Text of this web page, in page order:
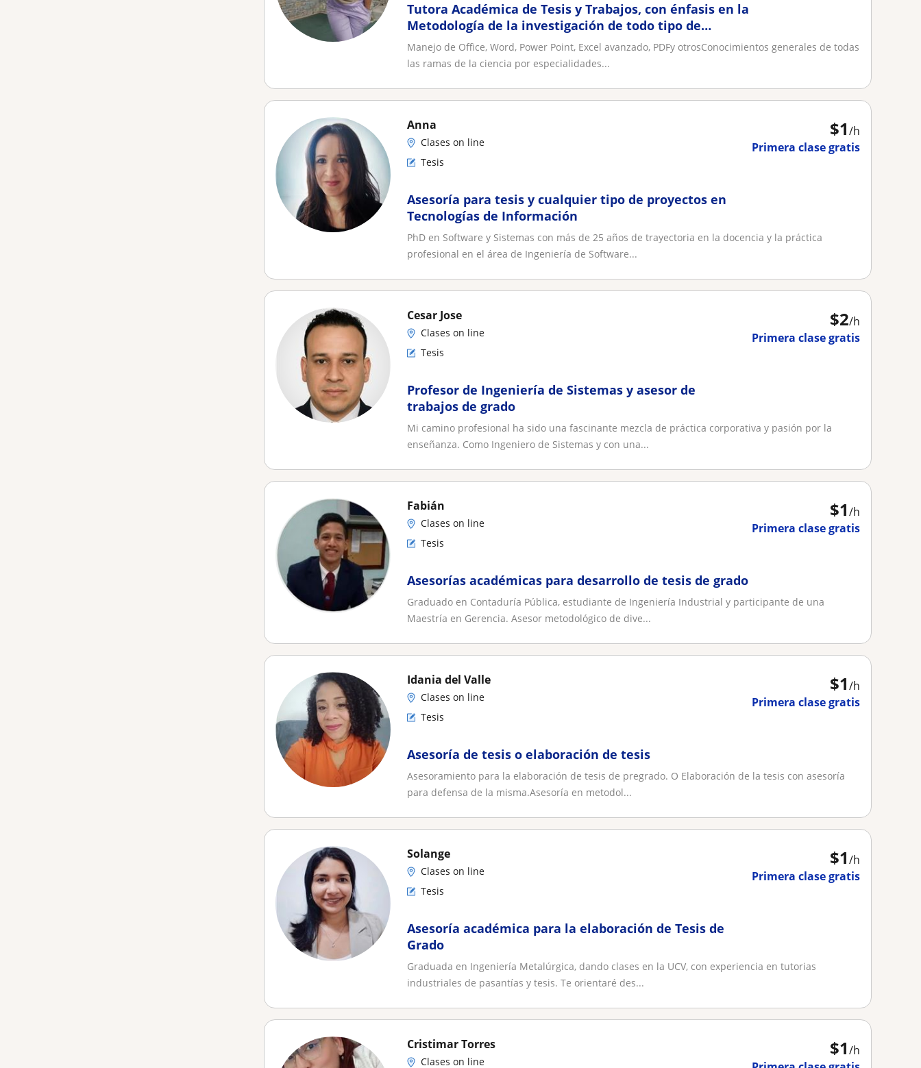
Tutora Académica de Tesis y Trabajos, con énfasis en la
Metodología de la investigación de todo tipo de
trabajos universitario, ba
Manejo de Office, Word, Power Point, Excel avanzado, PDFy otrosConocimientos generales de todas
las ramas de la ciencia por especialidades...
$1/h
Primera clase gratis
Anna
Clases on line
Tesis
Asesoría para tesis y cualquier tipo de proyectos en
Tecnologías de Información
PhD en Software y Sistemas con más de 25 años de trayectoria en la docencia y la práctica
profesional en el área de Ingeniería de Software...
$2/h
Primera clase gratis
Cesar Jose
Clases on line
Tesis
Profesor de Ingeniería de Sistemas y asesor de
trabajos de grado
Mi camino profesional ha sido una fascinante mezcla de práctica corporativa y pasión por la
enseñanza. Como Ingeniero de Sistemas y con una...
$1/h
Primera clase gratis
Fabián
Clases on line
Tesis
Asesorías académicas para desarrollo de tesis de grado
Graduado en Contaduría Pública, estudiante de Ingeniería Industrial y participante de una
Maestría en Gerencia. Asesor metodológico de dive...
$1/h
Primera clase gratis
Idania del Valle
Clases on line
Tesis
Asesoría de tesis o elaboración de tesis
Asesoramiento para la elaboración de tesis de pregrado. O Elaboración de la tesis con asesoría
para defensa de la misma.Asesoría en metodol...
$1/h
Primera clase gratis
Solange
Clases on line
Tesis
Asesoría académica para la elaboración de Tesis de
Grado
Graduada en Ingeniería Metalúrgica, dando clases en la UCV, con experiencia en tutorias
industriales de pasantías y tesis. Te orientaré des...
$1/h
Cristimar Torres
Clases on line